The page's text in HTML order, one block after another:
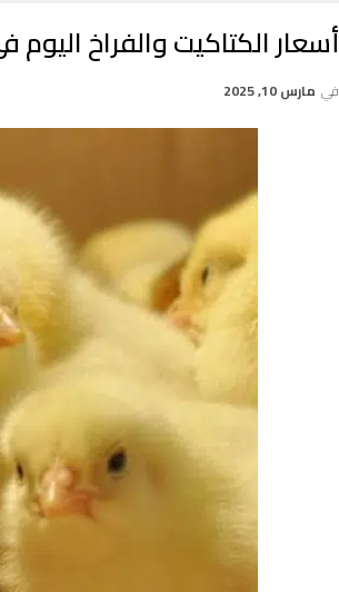
أسعار الكتاكيت والفراخ اليوم في مصر بتاريخ 10 مارس 2025
في مارس 10, 2025